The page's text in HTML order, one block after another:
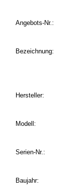
Angebots-Nr.:
Bezeichnung:
Hersteller:
Modell:
Serien-Nr.:
Baujahr: